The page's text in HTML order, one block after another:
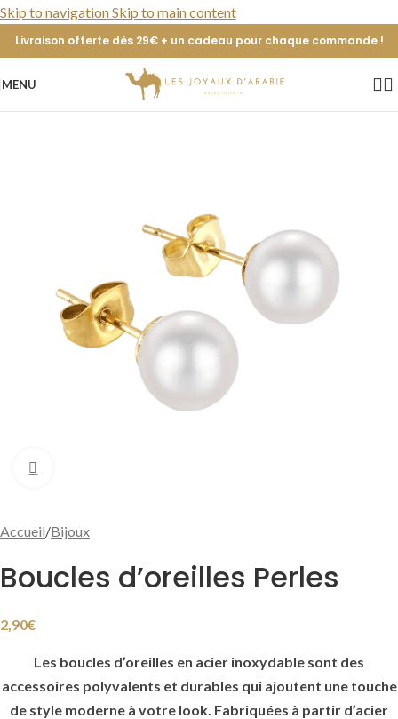
Skip to navigationSkip to main content
Livraison offerte dès 29€ + un cadeau pour chaque commande !
MENU
Accueil/Bijoux
Boucles d’oreilles Perles
2,90€
Les boucles d’oreilles en acier inoxydable sont des
accessoires polyvalents et durables qui ajoutent une touche
de style moderne à votre look. Fabriquées à partir d’acier